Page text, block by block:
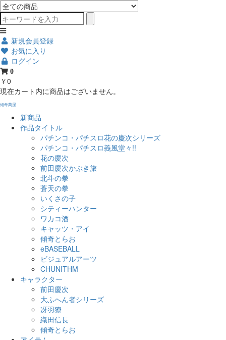
新規会員登録
お気に入り
ログイン
0
￥0
現在カート内に商品はございません。
傾奇萬屋
新商品
作品タイトル
パチンコ・パチスロ花の慶次シリーズ
パチンコ・パチスロ義風堂々!!
花の慶次
前田慶次かぶき旅
北斗の拳
蒼天の拳
いくさの子
シティーハンター
ワカコ酒
キャッツ・アイ
傾奇とらお
eBASEBALL
ビジュアルアーツ
CHUNITHM
キャラクター
前田慶次
大ふへん者シリーズ
冴羽獠
織田信長
傾奇とらお